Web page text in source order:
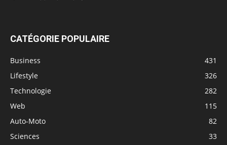
CATÉGORIE POPULAIRE
Business
431
Lifestyle
326
Technologie
282
Web
115
Auto-Moto
82
Sciences
33